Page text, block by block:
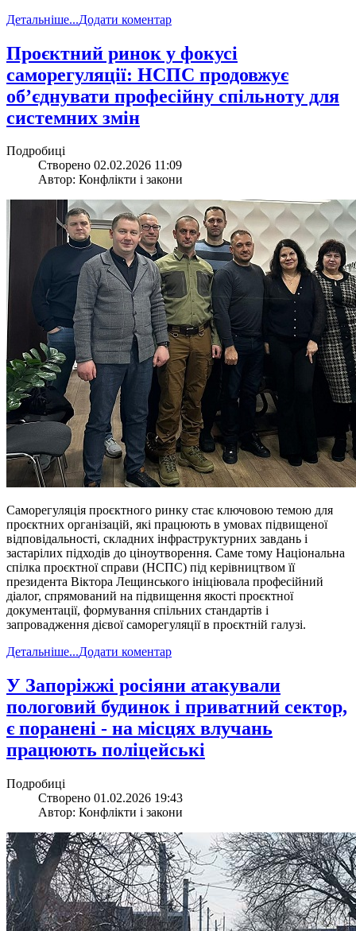
Детальніше...Додати коментар
​Проєктний ринок у фокусі
саморегуляції: НСПС продовжує
об’єднувати професійну спільноту для
системних змін
Подробиці
Створено 02.02.2026 11:09
Автор: Конфлікти і закони
Саморегуляція проєктного ринку стає ключовою темою для
проєктних організацій, які працюють в умовах підвищеної
відповідальності, складних інфраструктурних завдань і
застарілих підходів до ціноутворення. Саме тому Національна
спілка проєктної справи (НСПС) під керівництвом її
президента Віктора Лещинського ініціювала професійний
діалог, спрямований на підвищення якості проєктної
документації, формування спільних стандартів і
запровадження дієвої саморегуляції в проєктній галузі.
Детальніше...Додати коментар
​У Запоріжжі росіяни атакували
пологовий будинок і приватний сектор,
є поранені - на місцях влучань
працюють поліцейські
Подробиці
Створено 01.02.2026 19:43
Автор: Конфлікти і закони